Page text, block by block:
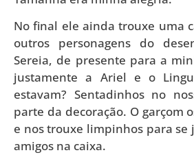
No final ele ainda trouxe uma
outros personagens do
Sereia, de presente para a
justamente a Ariel e o
estavam? Sentadinhos no
parte da decoração. O garçom
e nos trouxe limpinhos para se
amigos na caixa.